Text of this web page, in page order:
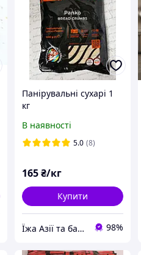
Панірувальні сухарі 1
кг
В наявності
5.0 (8)
165₴/кг
Купити
Їжа Азії та багато іншого 98%